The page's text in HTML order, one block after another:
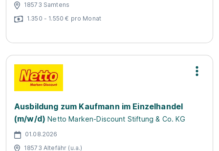
18573 Samtens
1.350 - 1.550 € pro Monat
Ausbildung zum Kaufmann im Einzelhandel
(m/w/d) Netto Marken-Discount Stiftung & Co. KG
01.08.2026
18573 Altefähr (u.a.)